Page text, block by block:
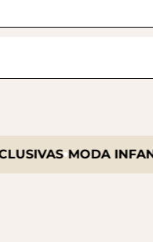
MODA INFANTIL